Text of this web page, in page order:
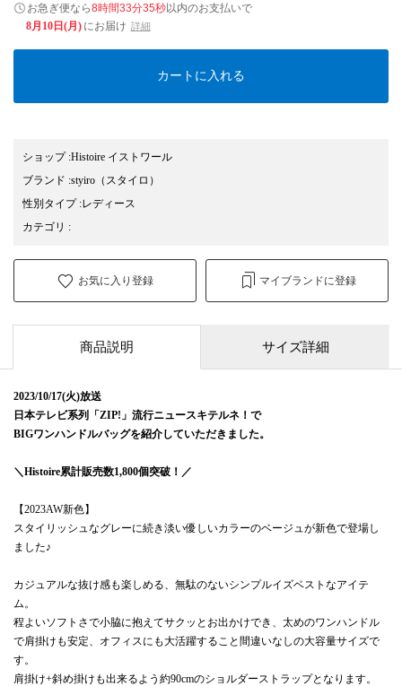
お急ぎ便なら8時間33分35秒以内のお支払いで
8月10日(月) にお届け 詳細
カートに入れる
ショップ:Histoire イストワール
ブランド :styiro （スタイロ）
性別タイプ:レディース
カテゴリ :
お気に入り登録 マイブランドに登録
商品説明 サイズ詳細
2023/10/17(火)放送
日本テレビ系列「ZIP!」流行ニュースキテルネ！で
BIGワンハンドルバッグを紹介していただきました。
＼Histoire累計販売数1,800個突破！／
【2023AW新色】
スタイリッシュなグレーに続き淡い優しいカラーのベージュが新色で登場し
ました♪
カジュアルな抜け感も楽しめる、無駄のないシンプルイズベストなアイテ
ム。
程よいソフトさで小脇に抱えてサクッとお出かけでき、太めのワンハンドル
で肩掛けも安定、オフィスにも大活躍すること間違いなしの大容量サイズで
す。
肩掛け+斜め掛けも出来るよう約90cmのショルダーストラップとなります。